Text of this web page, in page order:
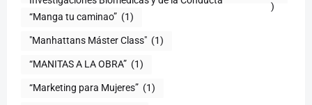
)
“Manga tu caminao” (1)
"Manhattans Máster Class" (1)
“MANITAS A LA OBRA” (1)
“Marketing para Mujeres” (1)